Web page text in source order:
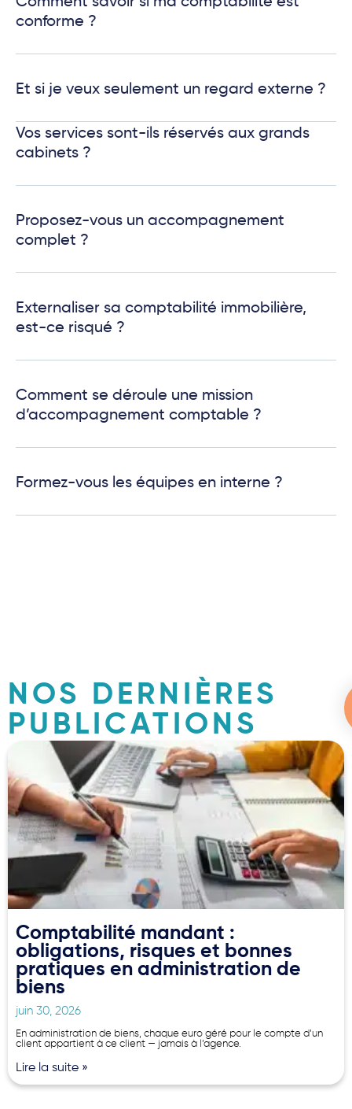
conforme ?
Et si je veux seulement un regard externe ?
Vos services sont-ils réservés aux grands
cabinets ?
Proposez-vous un accompagnement
complet ?
Externaliser sa comptabilité immobilière,
est-ce risqué ?
Comment se déroule une mission
d’accompagnement comptable ?
Formez-vous les équipes en interne ?
NOS DERNIÈRES
PUBLICATIONS
Comptabilité mandant :
obligations, risques et bonnes
pratiques en administration de
biens
juin 30, 2026
En administration de biens, chaque euro géré pour le compte d’un
client appartient à ce client — jamais à l’agence.
Lire la suite »